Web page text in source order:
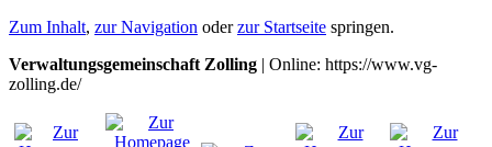
Zum Inhalt, zur Navigation oderzur Startseite springen.
Verwaltungsgemeinschaft Zolling | Online: https://www.vg-
zolling.de/